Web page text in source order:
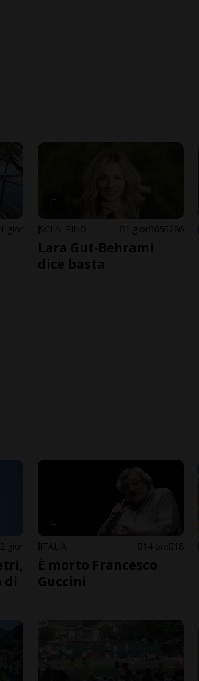
1 gior SCI ALPINO 1 gior 65 286
Lara Gut-Behrami
dice basta
2 gior
di
ITALIA 14 ore 18
È morto Francesco
Guccini